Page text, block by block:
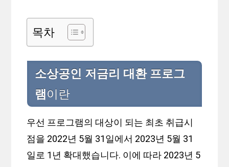
목차
소상공인 저금리 대환 프로그
램이란
우선 프로그램의 대상이 되는 최초 취급시
점을 2022년 5월 31일에서 2023년 5월 31
일로 1년 확대했습니다. 이에 따라 2023년 5